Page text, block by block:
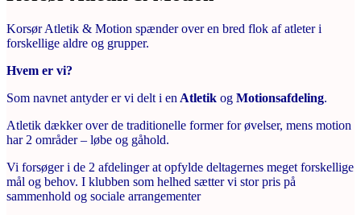
Korsør Atletik & Motion spænder over en bred flok af atleter i
forskellige aldre og grupper.
Hvem er vi?
Som navnet antyder er vi delt i en Atletik og Motionsafdeling.
Atletik dækker over de traditionelle former for øvelser, mens motion
har 2 områder – løbe og gåhold.
Vi forsøger i de 2 afdelinger at opfylde deltagernes meget forskellige
mål og behov. I klubben som helhed sætter vi stor pris på
sammenhold og sociale arrangementer